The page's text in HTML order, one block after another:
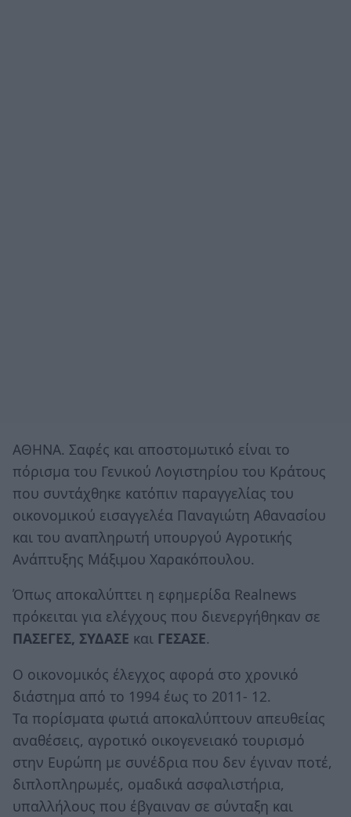
ΑΘΗΝΑ. Σαφές και αποστομωτικό είναι το
πόρισμα του Γενικού Λογιστηρίου του Κράτους
που συντάχθηκε κατόπιν παραγγελίας του
οικονομικού εισαγγελέα Παναγιώτη Αθανασίου
και του αναπληρωτή υπουργού Αγροτικής
Ανάπτυξης Μάξιμου Χαρακόπουλου.
Όπως αποκαλύπτει η εφημερίδα Realnews
πρόκειται για ελέγχους που διενεργήθηκαν σε
ΠΑΣΕΓΕΣ, ΣΥΔΑΣΕ και ΓΕΣΑΣΕ.
Ο οικονομικός έλεγχος αφορά στο χρονικό
διάστημα από το 1994 έως το 2011- 12.
Τα πορίσματα φωτιά αποκαλύπτουν απευθείας
αναθέσεις, αγροτικό οικογενειακό τουρισμό
στην Ευρώπη με συνέδρια που δεν έγιναν ποτέ,
διπλοπληρωμές, ομαδικά ασφαλιστήρια,
υπαλλήλους που έβγαιναν σε σύνταξη και